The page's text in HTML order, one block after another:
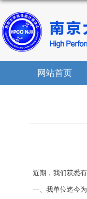
网站首页
近期，我们获悉
一、我单位迄今